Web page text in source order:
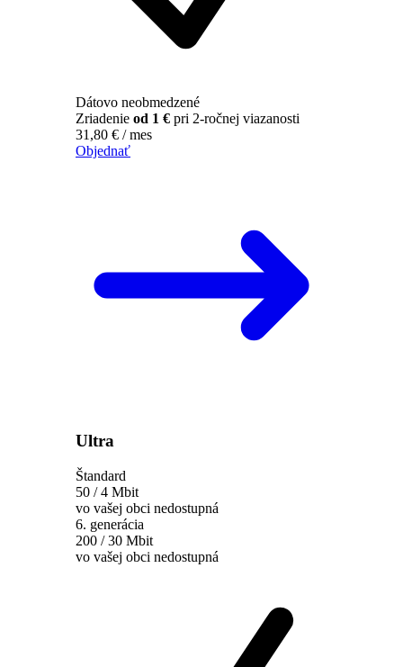
Dátovo neobmedzené
Zriadenie od 1 € pri 2-ročnej viazanosti
31,80 € / mes
Objednať
Ultra
Štandard
50 / 4 Mbit
vo vašej obci nedostupná
6. generácia
200 / 30 Mbit
vo vašej obci nedostupná